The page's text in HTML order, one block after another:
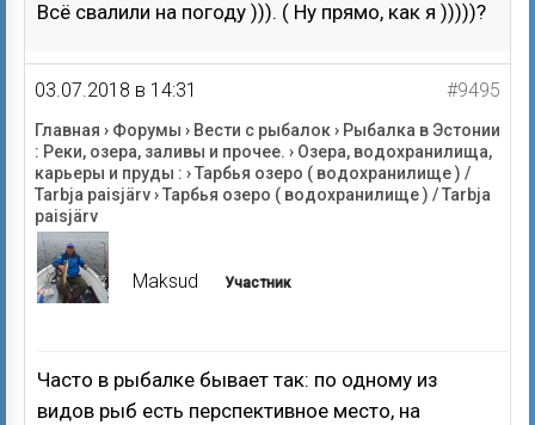
Всё свалили на погоду ))). ( Ну прямо, как я )))))?
03.07.2018 в 14:31 #9495
Главная › Форумы › Вести с рыбалок› Рыбалка в Эстонии
: Реки, озера, заливы и прочее. › Озера, водохранилища,
карьеры и пруды : ›Тарбья озеро ( водохранилище ) /
Tarbja paisjärv›Тарбья озеро ( водохранилище ) / Tarbja
paisjärv
Maksud Участник
Часто в рыбалке бывает так: по одному из
видов рыб есть перспективное место, на